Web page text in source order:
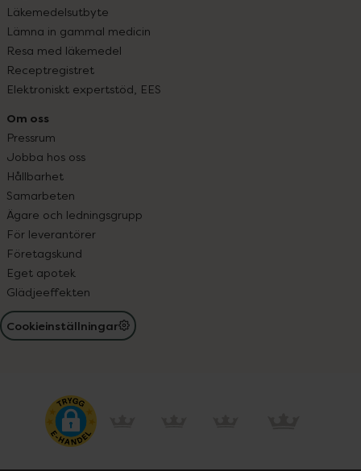
Läkemedelsutbyte
Lämna in gammal medicin
Resa med läkemedel
Receptregistret
Elektroniskt expertstöd, EES
Om oss
Pressrum
Jobba hos oss
Hållbarhet
Samarbeten
Ägare och ledningsgrupp
För leverantörer
Företagskund
Eget apotek
Glädjeeffekten
Cookieinställningar